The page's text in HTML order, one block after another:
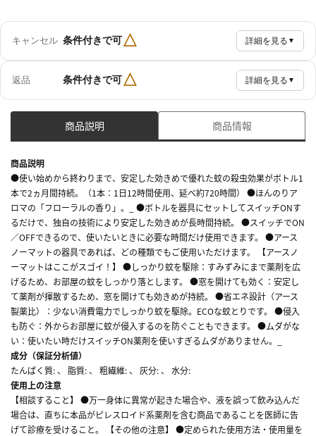
キャンセル 条件付きで可△ 詳細を見る ▼
返品 条件付きで可△ 詳細を見る ▼
商品説明 商品情報
商品説明
●使い始めから終わりまで、安定した効きめで優れた蚊の殺虫効果がボトル1
本で2ヵ月間持続。（1本：1日12時間使用、延べ約720時間） ●ほんのりア
ロマの「フローラルの香り」。_ ●ボトルを器具にセットしてスイッチONす
るだけで、独自の技術により安定した効きめが長時間持続。 ●スイッチでON
／OFFできるので、使いたいときに必要な時間だけ使用できます。 ●アース
ノーマットの器具であれば、どの種類でもご使用いただけます。 【アースノ
ーマットはここがスゴイ！】 ●しっかり蚊を駆除：すみずみにまで薬剤を広
げるため、お部屋の蚊をしっかり落とします。 ●窓を開けても効く：安定し
て薬剤が揮散するため、窓を開けても効きめが持続。 ●省エネ設計（アース
製薬比）：少ない消費電力でしっかり蚊を駆除。ECOな蚊とりです。 ●侵入
も防ぐ：外からお部屋に蚊が侵入するのを防ぐこともできます。 ●ムダがな
い：使いたい時だけスイッチON薬剤を使いすぎるムダがありません。_
成分（保証分析値）
たんぱく質: 、 脂質: 、 粗繊維: 、 灰分: 、 水分:
使用上の注意
【相談すること】 ●万一身体に異常が起きた場合や、液を誤って飲み込んだ
場合は、直ちに本品がピレスロイド系薬剤を含む商品であることを医師に告
げて診療を受けること。 【その他の注意】 ●定められた使用方法・使用量を